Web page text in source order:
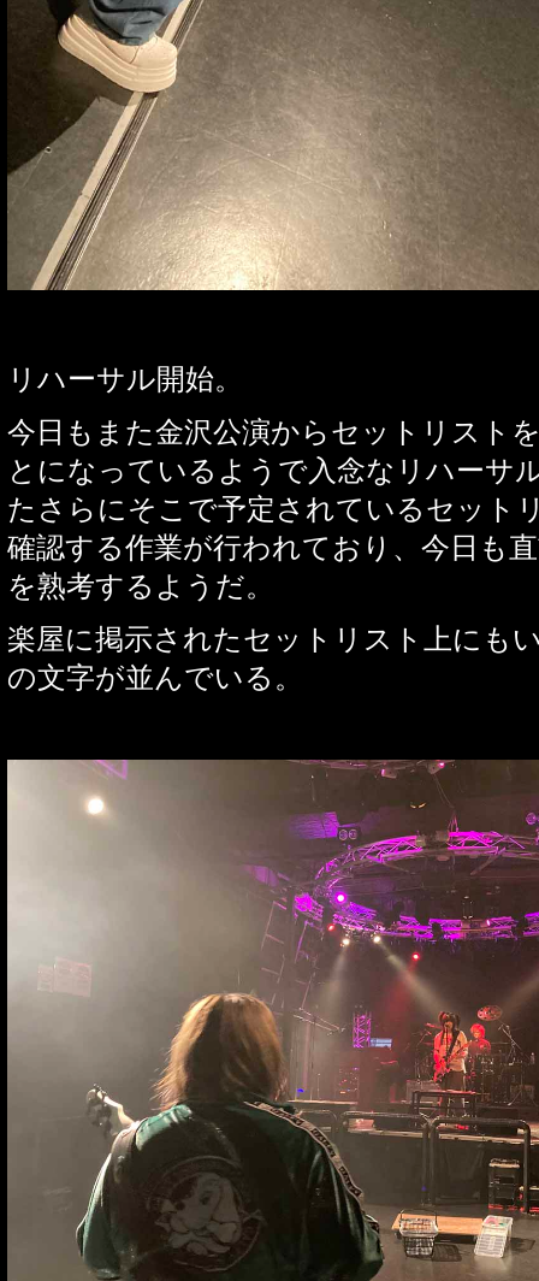
リハーサル開始。
今日もまた金沢公演からセットリスト
とになっているようで入念なリハーサ
たさらにそこで予定されているセット
確認する作業が行われており、今日も
を熟考するようだ。
楽屋に掲示されたセットリスト上にも
の文字が並んでいる。